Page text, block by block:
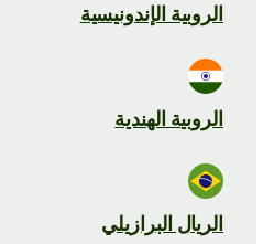
الروبية الإندونيسية
الروبية الهندية
الريال البرازيلي